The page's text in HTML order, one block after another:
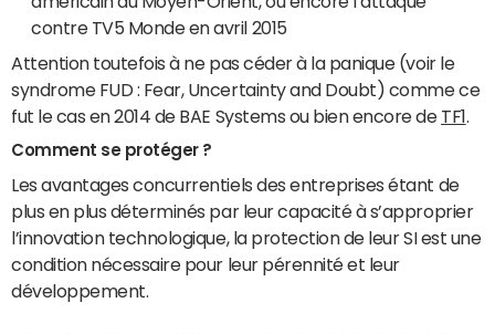
contre TV5 Monde en avril 2015
Attention toutefois à ne pas céder à la panique (voir le
syndrome FUD : Fear, Uncertainty and Doubt) comme ce
fut le cas en 2014 de BAE Systems ou bien encore de TF1
Comment se protéger ?
Les avantages concurrentiels des entreprises étant de
plus en plus déterminés par leur capacité à s’approprier
l’innovation technologique, la protection de leur SI est une
condition nécessaire pour leur pérennité et leur
développement.